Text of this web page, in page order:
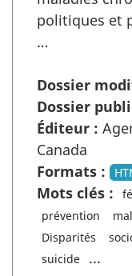
politiques et
…
Dossier
Dossier
Éditeur :
Canada
Formats :
Mots clés :
prévention
Disparités
suicide
...